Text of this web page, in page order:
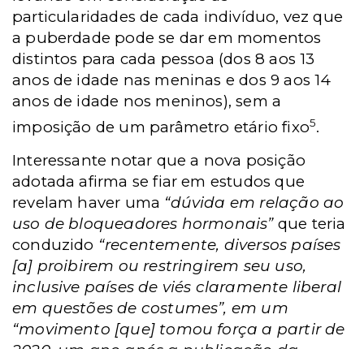
particularidades de cada indivíduo, vez que
a puberdade pode se dar em momentos
distintos para cada pessoa (dos 8 aos 13
anos de idade nas meninas e dos 9 aos 14
anos de idade nos meninos), sem a
imposição de um parâmetro etário fixo5.
Interessante notar que a nova posição
adotada afirma se fiar em estudos que
revelam haver uma “dúvida em relação ao
uso de bloqueadores hormonais”que teria
conduzido “recentemente, diversos países
[a] proibirem ou restringirem seu uso,
inclusive países de viés claramente liberal
em questões de costumes”, em um
“movimento [que] tomou força a partir de